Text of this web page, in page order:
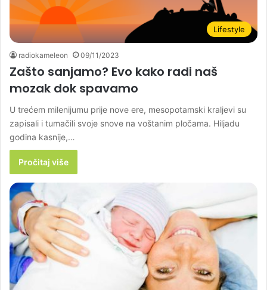
Lifestyle
radiokameleon 09/11/2023
Zašto sanjamo? Evo kako radi naš
mozak dok spavamo
U trećem milenijumu prije nove ere, mesopotamski kraljevi su
zapisali i tumačili svoje snove na voštanim pločama. Hiljadu
godina kasnije,…
Pročitaj više